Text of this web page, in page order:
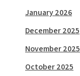
January 2026
December 2025
November 2025
October 2025